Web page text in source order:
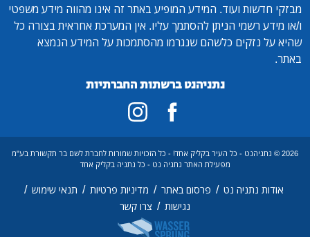
מבזקי חדשות ועוד. המידע המופיע באתר זה אינו מהווה מידע משפטי
ו/או מידע רשמי הניתן להסתמך עליו. אין המערכת אחראית בצורה כל
שהיא על נזקים כלשהם שנגרמו מהסתמכות על המידע הנמצא
באתר.
נתניהנט ברשתות החברתיות
2026 © נתניהנט - כל העיר בקליק אחד! - כל הזכויות שמורות לחברת לשם בר תקשורת בע"מ
מפעילת האתר נתניה נט - כל נתניה בקליק אחד
אודות נתניה נט / פרסום באתר / מדיניות פרטיות / תנאי שימוש /
נגישות / צרו קשר